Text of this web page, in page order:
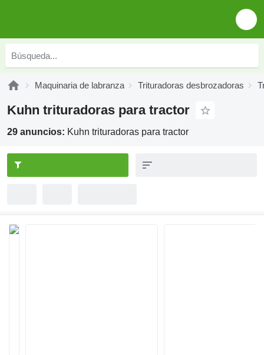
Maquinaria de labranza Trituradoras desbrozadoras
Kuhn trituradoras para tractor
29 anuncios: Kuhn trituradoras para tractor